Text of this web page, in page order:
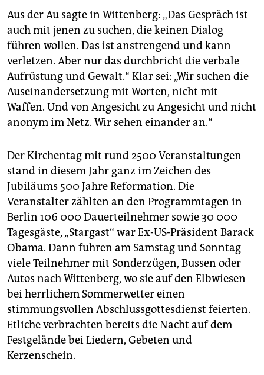
Aus der Au sagte in Wittenberg: „Das Gespräch ist
auch mit jenen zu suchen, die keinen Dialog
führen wollen. Das ist anstrengend und kann
verletzen. Aber nur das durchbricht die verbale
Aufrüstung und Gewalt.“ Klar sei: „Wir suchen die
Auseinandersetzung mit Worten, nicht mit
Waffen. Und von Angesicht zu Angesicht und nicht
anonym im Netz. Wir sehen einander an.“
Der Kirchentag mit rund 2500 Veranstaltungen
stand in diesem Jahr ganz im Zeichen des
Jubiläums 500 Jahre Reformation. Die
Veranstalter zählten an den Programmtagen in
Berlin 106 000 Dauerteilnehmer sowie 30 000
Tagesgäste, „Stargast“ war Ex-US-Präsident Barack
Obama. Dann fuhren am Samstag und Sonntag
viele Teilnehmer mit Sonderzügen, Bussen oder
Autos nach Wittenberg, wo sie auf den Elbwiesen
bei herrlichem Sommerwetter einen
stimmungsvollen Abschlussgottesdienst feierten.
Etliche verbrachten bereits die Nacht auf dem
Festgelände bei Liedern, Gebeten und
Kerzenschein.